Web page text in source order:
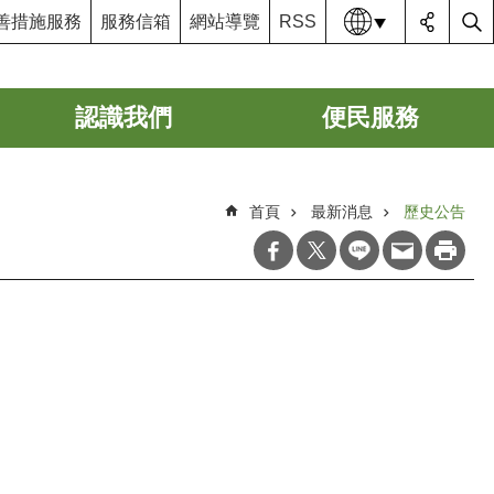
措施服務 服務信箱 網站導覽 RSS 語系
認識我們 便民服務
首頁 最新消息 歷史公告